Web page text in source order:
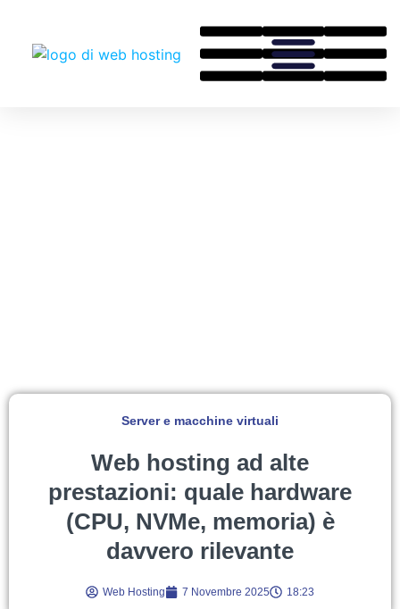
Server e macchine virtuali
Web hosting ad alte
prestazioni: quale hardware
(CPU, NVMe, memoria) è
davvero rilevante
Web Hosting 7 Novembre 2025 18:23